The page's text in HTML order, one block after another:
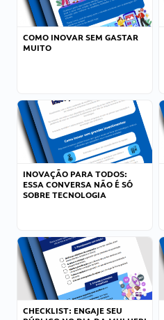
COMO INOVAR SEM GASTAR
MUITO
INOVAÇÃO PARA TODOS:
ESSA CONVERSA NÃO É SÓ
SOBRE TECNOLOGIA
CHECKLIST: ENGAJE SEU